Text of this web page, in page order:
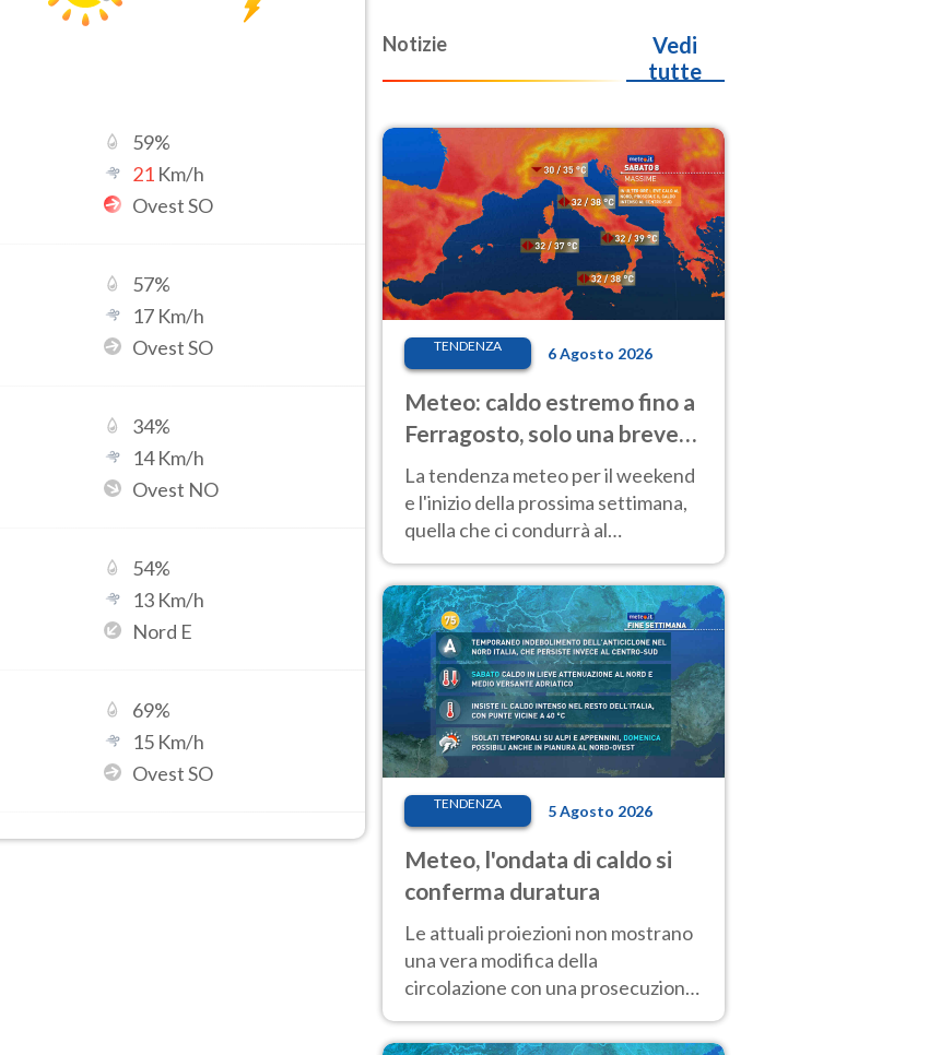
59%
21 Km/h
Ovest SO
57%
17 Km/h
Ovest SO
34%
14Km/h
Ovest NO
54%
13 Km/h
Nord E
69%
15 Km/h
Ovest SO
Notizie
Vedi
tutte
TENDENZA 6 Agosto 2026
Meteo: caldo estremo fino a
Ferragosto, solo una breve
pausa. Ecco dove
La tendenza meteo per il weekend
e l'inizio della prossima settimana,
quella che ci condurrà al
temperature molto elevate
TENDENZA 5 Agosto 2026
Meteo, l'ondata di caldo si
conferma duratura
Le attuali proiezioni non mostrano
una vera modifica della
circolazione con una prosecuzione
giorni, compresa la settimana di